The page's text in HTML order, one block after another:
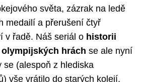
světa, zázrak na ledě
medailí a přerušení čtyř
v řadě. Náš seriál o historii
hrách se ale nyní
se (alespoň z hlediska
vše vrátilo do starých kolejí.